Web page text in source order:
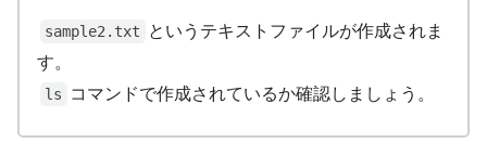
sample2.txt
というテキストファイルが作成されま
す。
ls コマンドで作成されているか確認しましょう。